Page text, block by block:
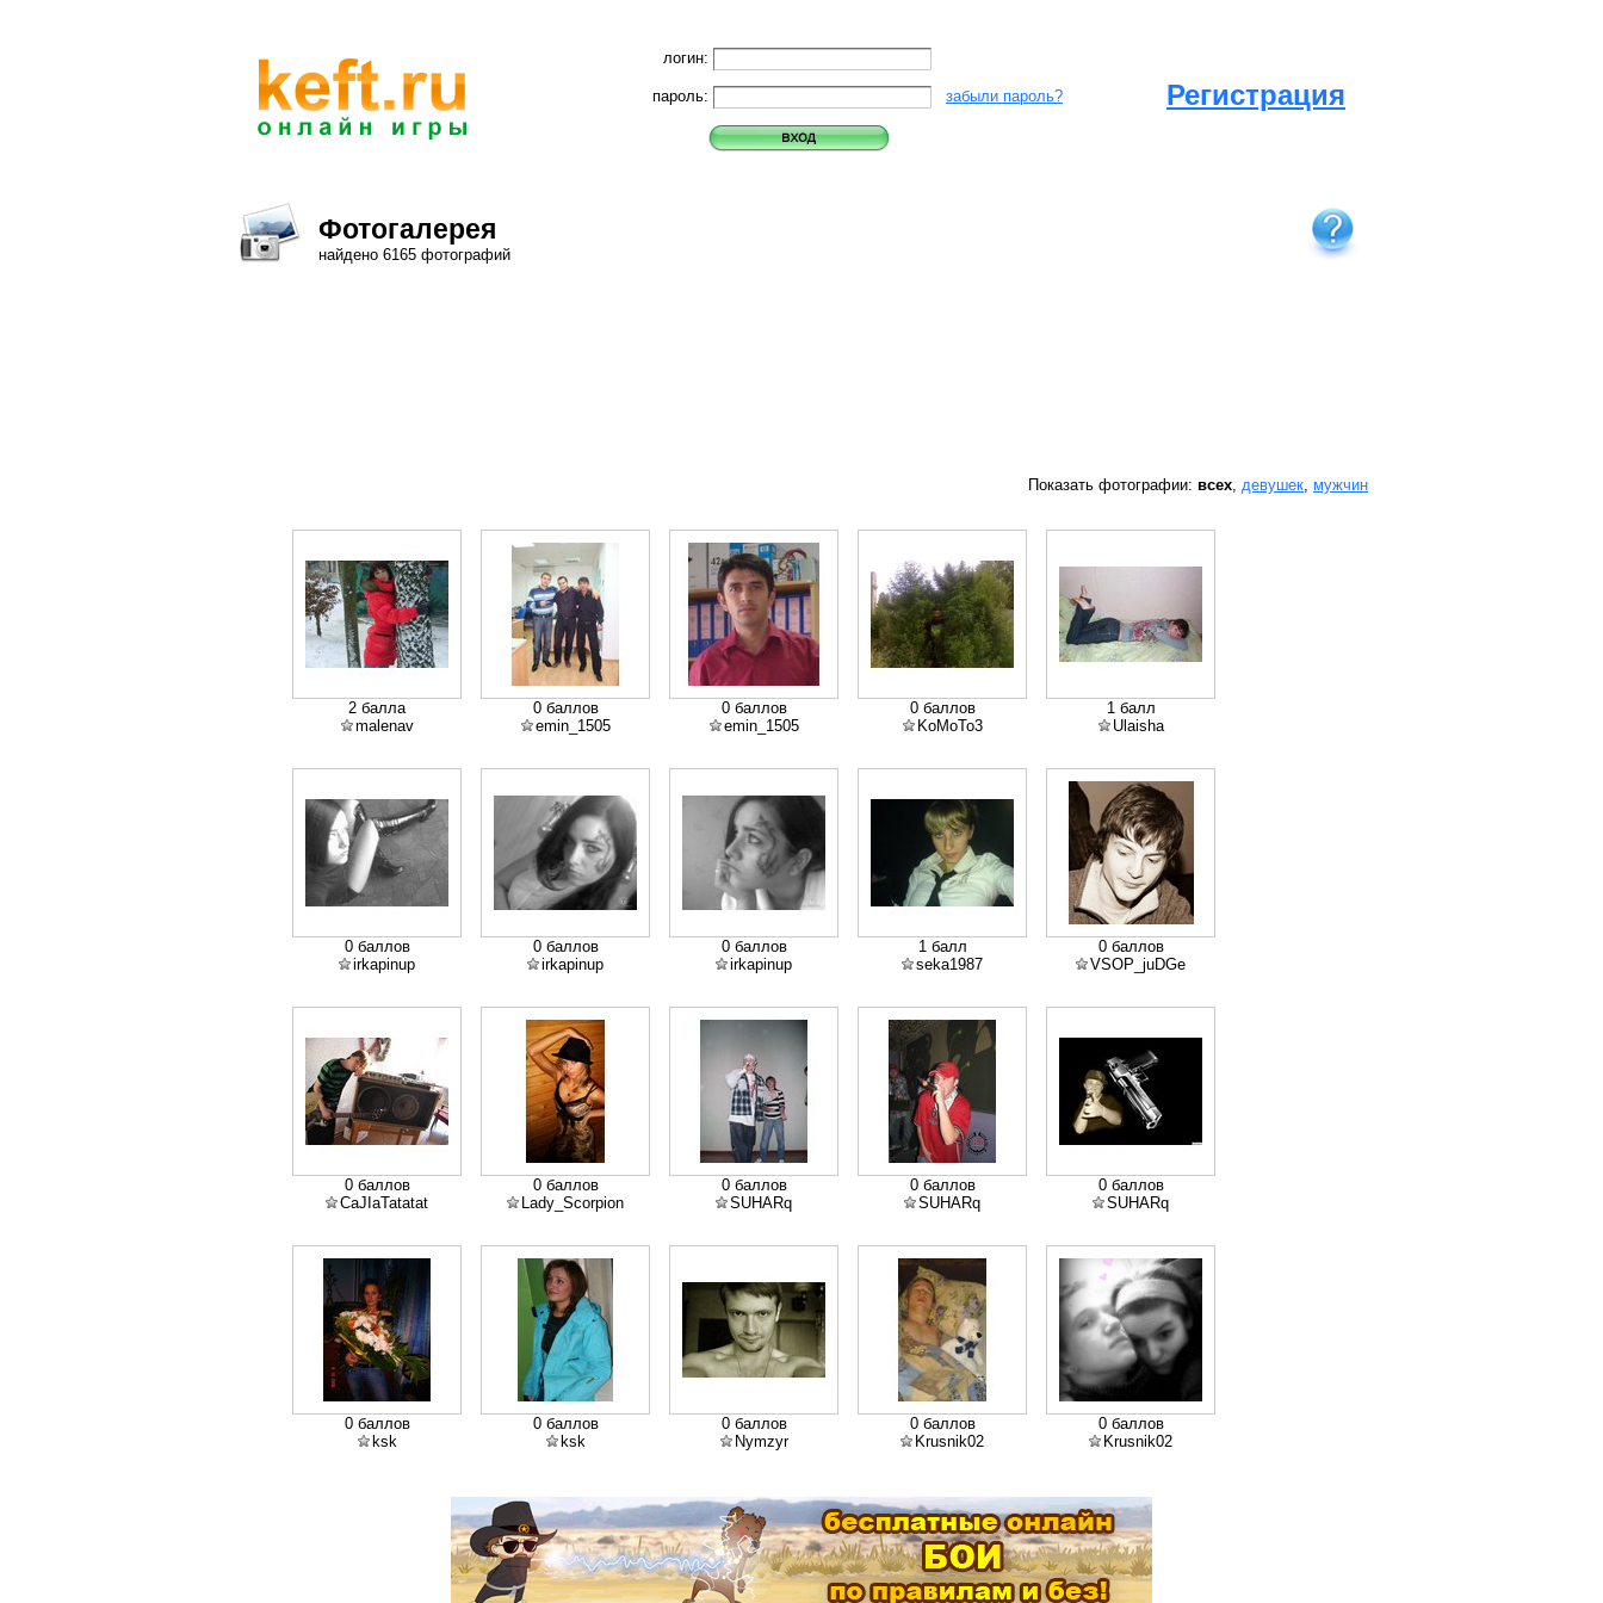
Регистрация
логин:
пароль: забыли пароль?
Фотогалерея
найдено 6165 фотографий
Показать фотографии: всех, девушек, мужчин
2 балла
malenav
0 баллов
emin_1505
0 баллов
emin_1505
0 баллов
KoMoTo3
1 балл
Ulaisha
0 баллов
irkapinup
0 баллов
irkapinup
0 баллов
irkapinup
1 балл
seka1987
0 баллов
VSOP_juDGe
0 баллов
CaJIaTatatat
0 баллов
Lady_Scorpion
0 баллов
SUHARq
0 баллов
SUHARq
0 баллов
SUHARq
0 баллов
ksk
0 баллов
ksk
0 баллов
Nymzyr
0 баллов
Krusnik02
0 баллов
Krusnik02